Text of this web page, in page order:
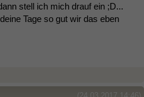
stell ich mich drauf ein ;D...
Tage so gut wir das eben